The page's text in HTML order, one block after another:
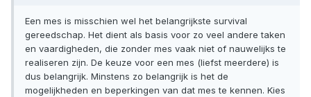
Een mes is misschien wel het belangrijkste survival
gereedschap. Het dient als basis voor zo veel andere taken
en vaardigheden, die zonder mes vaak niet of nauwelijks te
realiseren zijn. De keuze voor een mes (liefst meerdere) is
dus belangrijk. Minstens zo belangrijk is het de
mogelijkheden en beperkingen van dat mes te kennen. Kies